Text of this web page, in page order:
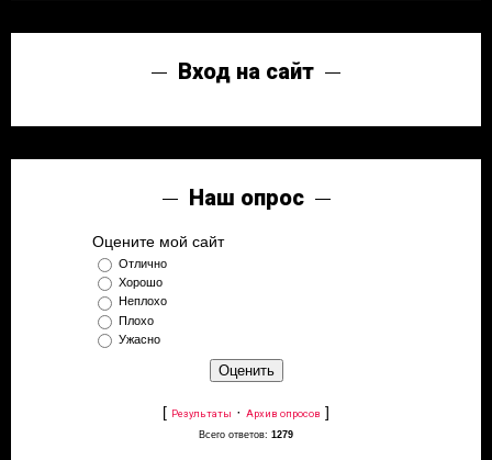
Вход на сайт
Наш опрос
Оцените мой сайт
Отлично
Хорошо
Неплохо
Плохо
Ужасно
[ Результаты · Архив опросов ]
Всего ответов: 1279